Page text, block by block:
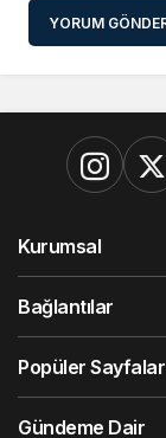
YORUM
Kurumsal
Bağlantılar
Popüler Sayfalar
Gündeme Dair